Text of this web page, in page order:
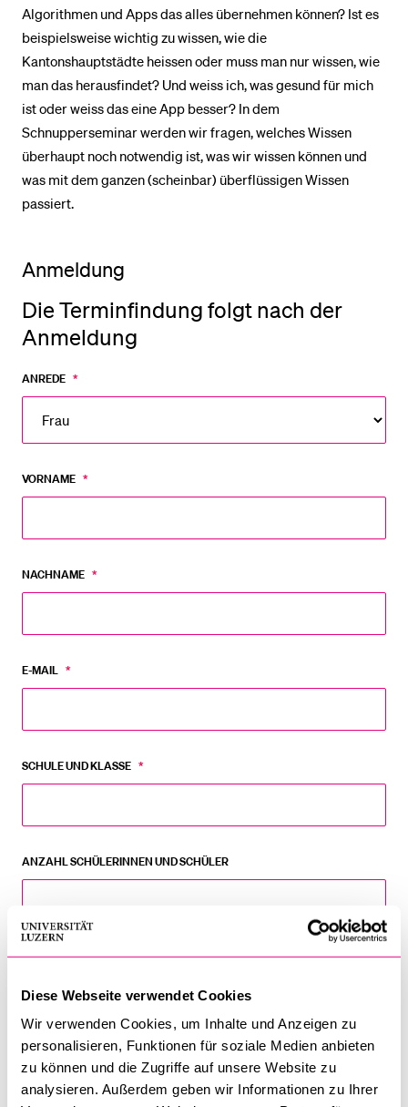
Diese Webseite verwendet Cookies
Wir verwenden Cookies, um Inhalte und Anzeigen zu
personalisieren, Funktionen für soziale Medien anbieten
zu können und die Zugriffe auf unsere Website zu
analysieren. Außerdem geben wir Informationen zu Ihrer
Algorithmen und Apps das alles übernehmen können? Ist es
beispielsweise wichtig zu wissen, wie die
Kantonshauptstädte heissen oder muss man nur wissen, wie
man das herausfindet? Und weiss ich, was gesund für mich
ist oder weiss das eine App besser? In dem
Schnupperseminar werden wir fragen, welches Wissen
überhaupt noch notwendig ist, was wir wissen können und
was mit dem ganzen (scheinbar) überflüssigen Wissen
passiert.
Anmeldung
Die Terminfindung folgt nach der
Anmeldung
ANREDE *
VORNAME *
NACHNAME *
E-MAIL *
SCHULE UND KLASSE *
ANZAHL SCHÜLERINNEN UND SCHÜLER
*
Ethnologie: Kann man sich von seinen Eltern scheiden
Ethnologie: Was ist schön? Und wer bestimmt das?
Ethnologie: Vom Dschungel Papua-Neuguineas in den
Dschungel des Internets: Wie forschen Ethnologinnen und
Sportangebot
Menuplan Mensa
Anmeldung und Zulassung